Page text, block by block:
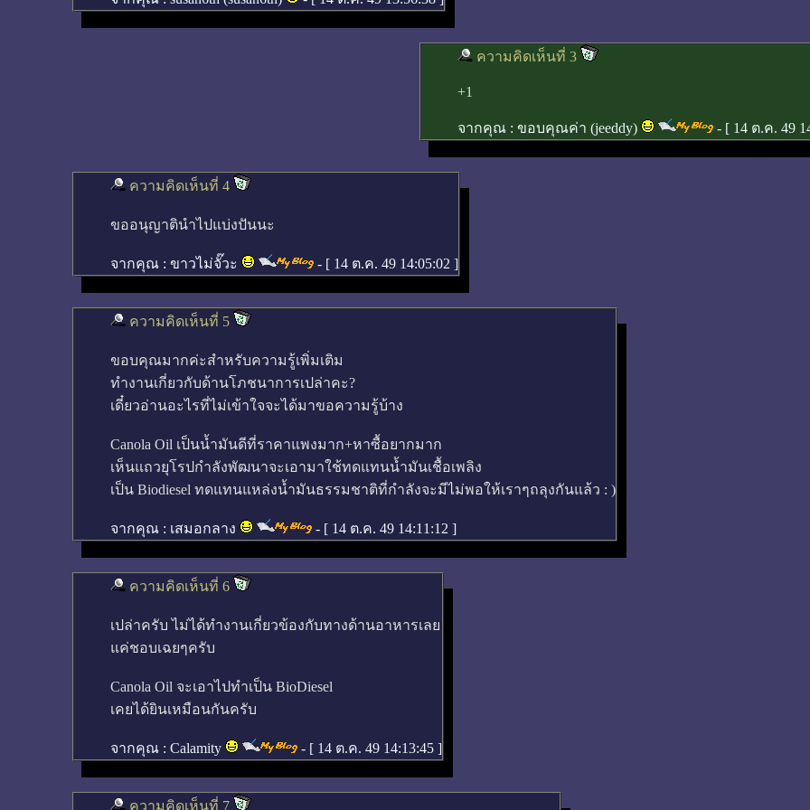
ความคิดเห็นที่ 3
+1
จากคุณ : ขอบคุณค่า (jeeddy) - [ 14 ต.ค. 49
ความคิดเห็นที่ 4
ขออนุญาตินำไปแบ่งปันนะ
จากคุณ : ขาวไม่จั๊วะ - [ 14 ต.ค. 49 14:05:02 ]
ความคิดเห็นที่ 5
ขอบคุณมากค่ะสำหรับความรู้เพิ่มเติม
ทำงานเกี่ยวกับด้านโภชนาการเปล่าคะ?
เดี๋ยวอ่านอะไรที่ไม่เข้าใจจะได้มาขอความรู้บ้าง
Canola Oil เป็นน้ำมันดีที่ราคาแพงมาก+หาซื้อยากมาก
เห็นแถวยุโรปกำลังพัฒนาจะเอามาใช้ทดแทนน้ำมันเชื้อเพลิง
เป็น Biodiesel ทดแทนแหล่งน้ำมันธรรมชาติที่กำลังจะมีไม่พอให้เราๆถลุงกันแล้ว : )
จากคุณ : เสมอกลาง - [ 14 ต.ค. 49 14:11:12 ]
ความคิดเห็นที่ 6
เปล่าครับ ไม่ได้ทำงานเกี่ยวข้องกับทางด้านอาหารเลย
แค่ชอบเฉยๆครับ
Canola Oil จะเอาไปทำเป็น BioDiesel
เคยได้ยินเหมือนกันครับ
จากคุณ : Calamity - [ 14 ต.ค. 49 14:13:45 ]
ความคิดเห็นที่ 7